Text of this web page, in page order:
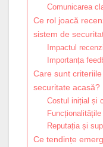
Comunicarea
Ce rol joacă
sistem de
Impactul
Importanța
Care sunt
securitate acasă?
Costul inițial și
Reputația și
Ce tendințe